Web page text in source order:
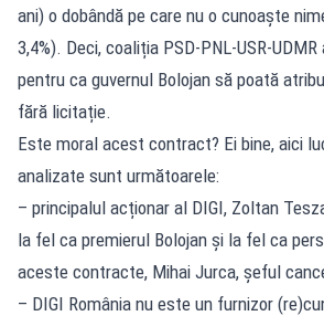
ani) o dobândă pe care nu o cunoaște
3,4%). Deci, coaliția PSD-PNL-USR-
pentru ca guvernul Bolojan să poată
fără licitație.
Este moral acest contract? Ei bine, aici
analizate sunt următoarele:
– principalul acționar al DIGI, Zoltan
la fel ca premierul Bolojan și la fel ca
aceste contracte, Mihai Jurca, șeful
– DIGI România nu este un furnizor